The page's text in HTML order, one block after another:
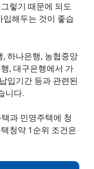
렇기 때문에 되도
해두는 것이 좋습
하나은행, 농협중앙
, 대구은행에서 가
입기간 등과 관련된
니다.
과 민영주택에 청
청약 1순위 조건은